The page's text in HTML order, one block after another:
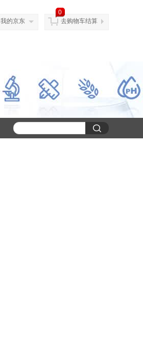
我的京东
0
去购物车结算